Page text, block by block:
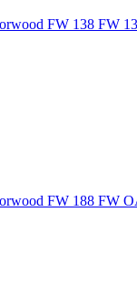
FW 138 FW
FW 188 FW